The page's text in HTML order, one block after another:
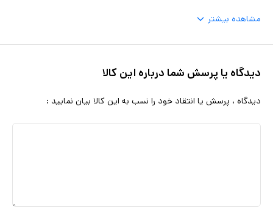
مشاهده بیشتر
دیدگاه یا پرسش شما درباره این کالا
دیدگاه ، پرسش یا انتقاد خود را نسب به این کالا بیان نمایید :